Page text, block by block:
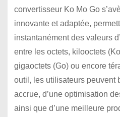
convertisseur Ko Mo Go
innovante et adaptée,
instantanément des valeurs
entre les octets, kilooctets
gigaoctets (Go) ou encore
outil, les utilisateurs peuvent
accrue, d’une optimisation
ainsi que d’une meilleure